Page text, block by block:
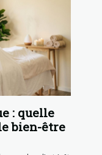
: quelle
bien-être